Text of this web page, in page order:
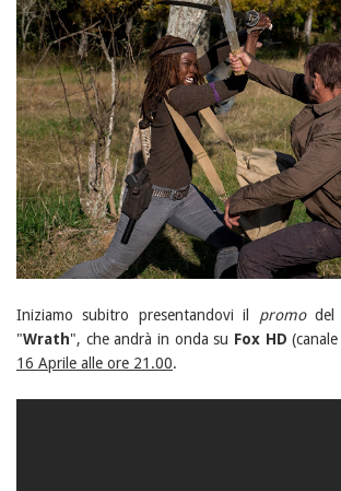
Iniziamo subitro presentandovi il promodel
"Wrath", che andrà in onda su Fox HD
16 Aprile alle ore 21.00.